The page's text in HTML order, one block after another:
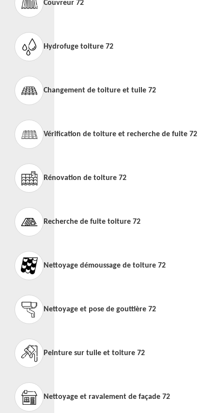
Couvreur 72
Hydrofuge toiture 72
Changement de toiture et tuile 72
Vérification de toiture et recherche de fuite 72
Rénovation de toiture 72
Recherche de fuite toiture 72
Nettoyage démoussage de toiture 72
Nettoyage et pose de gouttière 72
Peinture sur tuile et toiture 72
Nettoyage et ravalement de façade 72